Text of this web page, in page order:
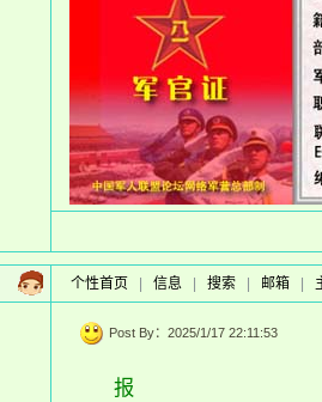
个性首页 信息 搜索 邮箱
Post By：2025/1/17 22:11:53
报